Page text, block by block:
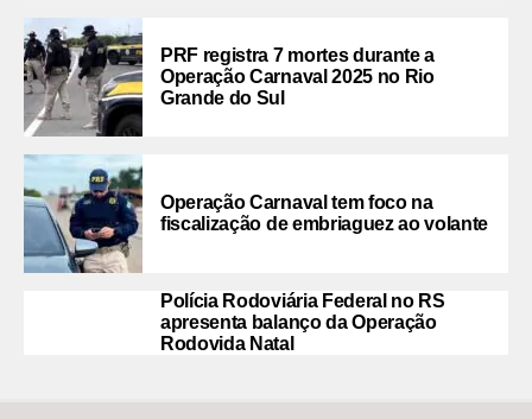
PRF registra 7 mortes durante a
Operação Carnaval 2025 no Rio
Grande do Sul
Operação Carnaval tem foco na
fiscalização de embriaguez ao volante
Polícia Rodoviária Federal no RS
apresenta balanço da Operação
Rodovida Natal